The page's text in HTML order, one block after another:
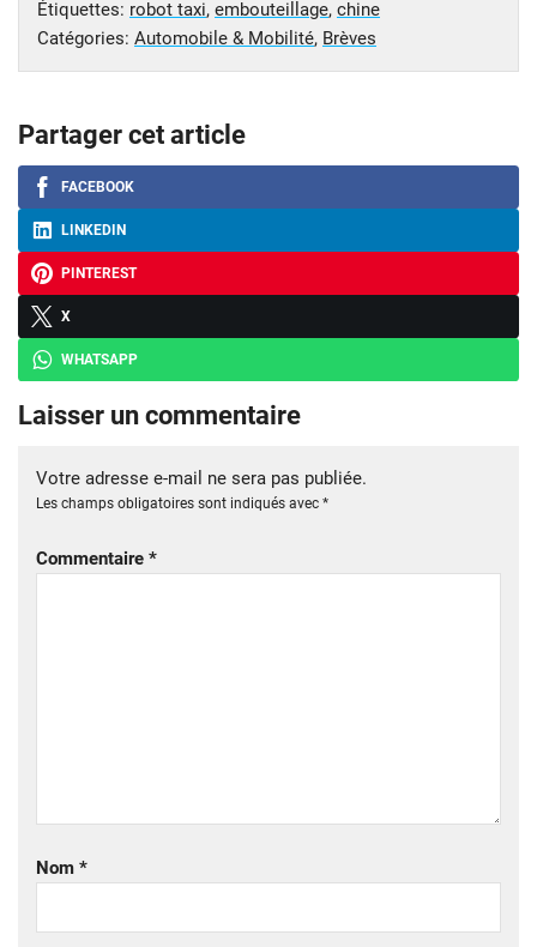
Étiquettes: robot taxi, embouteillage, chine
Catégories: Automobile & Mobilité, Brèves
Partager cet article
FACEBOOK
LINKEDIN
PINTEREST
X
WHATSAPP
Laisser un commentaire
Votre adresse e-mail ne sera pas publiée.
Les champs obligatoires sont indiqués avec *
Commentaire *
Nom *